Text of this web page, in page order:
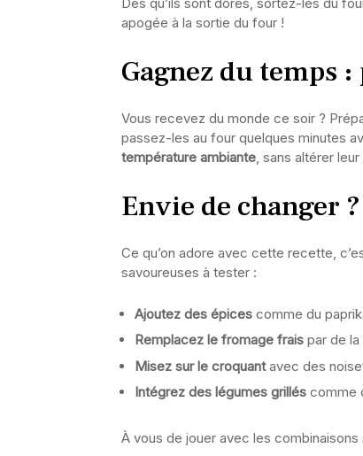
apogée à la sortie du four !
Gagnez du temps
Vous recevez du monde ce soir ?
passez-les au four quelques minutes
température ambiante , sans altérer
Envie de changer
Ce qu’on adore avec cette recette,
savoureuses à tester :
Ajoutez des épices comme du
Remplacez le fromage frais par de
Misez sur le croquantavec des
Intégrez des légumes grillés comme
À vous de jouer avec les